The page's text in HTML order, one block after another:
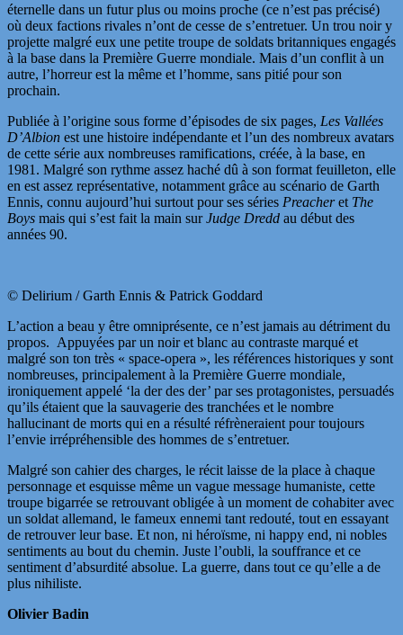
éternelle dans un futur plus ou moins proche (ce n’est pas précisé)
où deux factions rivales n’ont de cesse de s’entretuer. Un trou noir y
projette malgré eux une petite troupe de soldats britanniques engagés
à la base dans la Première Guerre mondiale. Mais d’un conflit à un
autre, l’horreur est la même et l’homme, sans pitié pour son
prochain.
Publiée à l’origine sous forme d’épisodes de six pages, Les Vallées
D’Albion est une histoire indépendante et l’un des nombreux avatars
de cette série aux nombreuses ramifications, créée, à la base, en
1981. Malgré son rythme assez haché dû à son format feuilleton, elle
en est assez représentative, notamment grâce au scénario de Garth
Ennis, connu aujourd’hui surtout pour ses séries Preacheret The
Boys mais qui s’est fait la main surJudge Dredd au début des
années 90.
© Delirium / Garth Ennis & Patrick Goddard
L’action a beau y être omniprésente, ce n’est jamais au détriment du
propos. Appuyées par un noir et blanc au contraste marqué et
malgré son ton très « space-opera », les références historiques y sont
nombreuses, principalement à la Première Guerre mondiale,
ironiquement appelé ‘la der des der’ par ses protagonistes, persuadés
qu’ils étaient que la sauvagerie des tranchées et le nombre
hallucinant de morts qui en a résulté réfrèneraient pour toujours
l’envie irrépréhensible des hommes de s’entretuer.
Malgré son cahier des charges, le récit laisse de la place à chaque
personnage et esquisse même un vague message humaniste, cette
troupe bigarrée se retrouvant obligée à un moment de cohabiter avec
un soldat allemand, le fameux ennemi tant redouté, tout en essayant
de retrouver leur base. Et non, ni héroïsme, ni happy end, ni nobles
sentiments au bout du chemin. Juste l’oubli, la souffrance et ce
sentiment d’absurdité absolue. La guerre, dans tout ce qu’elle a de
plus nihiliste.
Olivier Badin